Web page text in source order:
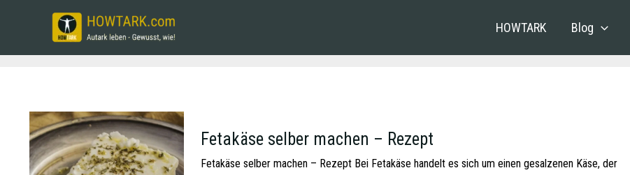
HOWTARK Blog
Fetakäse selber machen – Rezept
Fetakäse selber machen – Rezept Bei Fetakäse handelt es sich um einen gesalzenen Käse, der